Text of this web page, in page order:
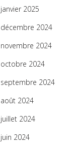
janvier 2025
décembre 2024
novembre 2024
octobre 2024
septembre 2024
août 2024
juillet 2024
juin 2024